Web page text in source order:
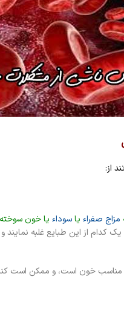
از:
مزاج صفراء یاسوداء یا خون
یک کدام از این طبایع غلبه
مناسب خون است، و ممکن است